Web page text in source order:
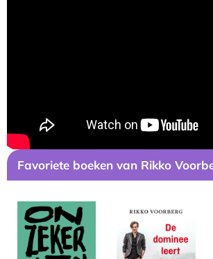
Favoriete boeken van Rikko